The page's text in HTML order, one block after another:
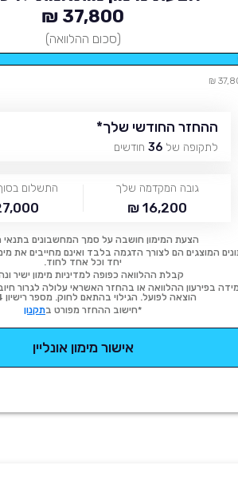
37,800 ₪
(סכום ההלוואה)
ההחזר החודשי שלך*
לתקופה של 36 חודשים
גובה המקדמה שלך
16,200 ₪
התשלום
₪
הצעת המימון חושבה על סמך המחשבונים בתנאי
המוצגים הם לצורך הדגמה בלבד ואינם מחייבים את
יחד וכל אחד לחוד.
קבלת ההלוואה כפופה למדיניות מימון ישיר
בפירעון ההלוואה או בהחזר האשראי עלולה לגרור חיוב
הוצאה לפועל. הגילוי בהתאם לחוק. מספר רישיון 54414.
*חישוב ההחזר מפורט בתקנון
אישור מימון אונליין